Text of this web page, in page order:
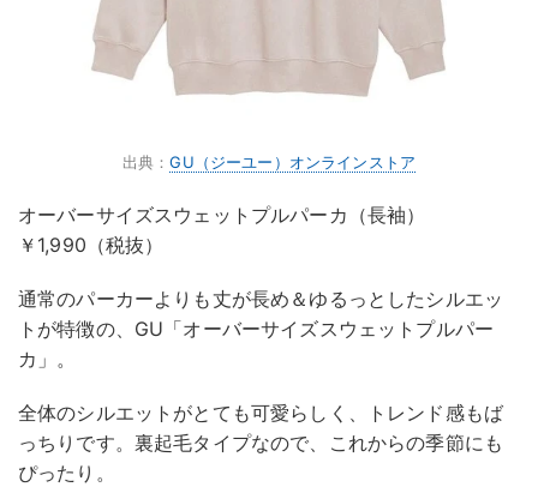
出典：GU（ジーユー）オンラインストア
オーバーサイズスウェットプルパーカ（長袖）
￥1,990（税抜）
通常のパーカーよりも丈が長め＆ゆるっとしたシルエッ
トが特徴の、GU「オーバーサイズスウェットプルパー
カ」。
全体のシルエットがとても可愛らしく、トレンド感もば
っちりです。裏起毛タイプなので、これからの季節にも
ぴったり。